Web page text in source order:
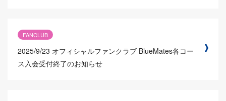
FANCLUB
2025/9/23 オフィシャルファンクラブ BlueMates各コー
ス入会受付終了のお知らせ